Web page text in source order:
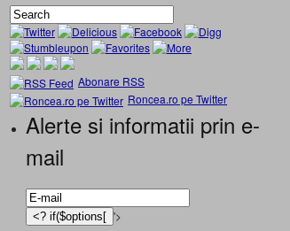
Abonare RSS
Roncea.ro pe Twitter
Alerte si informatii prin e-
mail
'>